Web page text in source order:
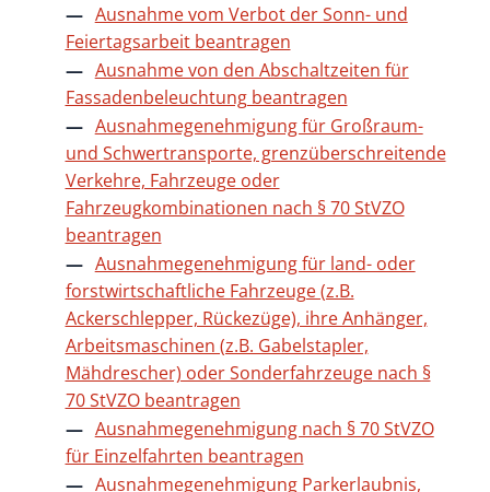
Ausnahme vom Verbot der Sonn- und
Feiertagsarbeit beantragen
Ausnahme von den Abschaltzeiten für
Fassadenbeleuchtung beantragen
Ausnahmegenehmigung für Großraum-
und Schwertransporte, grenzüberschreitende
Verkehre, Fahrzeuge oder
Fahrzeugkombinationen nach § 70 StVZO
beantragen
Ausnahmegenehmigung für land- oder
forstwirtschaftliche Fahrzeuge (z.B.
Ackerschlepper, Rückezüge), ihre Anhänger,
Arbeitsmaschinen (z.B. Gabelstapler,
Mähdrescher) oder Sonderfahrzeuge nach §
70 StVZO beantragen
Ausnahmegenehmigung nach § 70 StVZO
für Einzelfahrten beantragen
Ausnahmegenehmigung Parkerlaubnis,